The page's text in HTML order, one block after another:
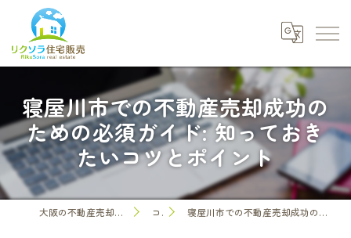
寝屋川市での不動産売却成功の
ための必須ガイド: 知っておき
たいコツとポイント
大阪の不動産売却なら株式会社リクソラ住宅販売 コラム 寝屋川市での不動産売却成功のための必須ガイド: 知っておきたいコツとポイント